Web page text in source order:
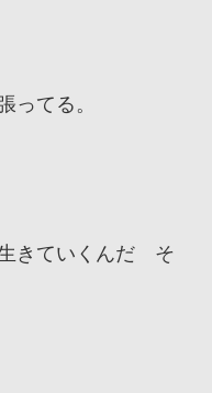
ってる。
きていくんだ そ